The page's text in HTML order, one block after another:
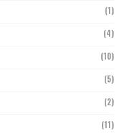
(1)
(4)
(10)
(5)
(2)
(11)